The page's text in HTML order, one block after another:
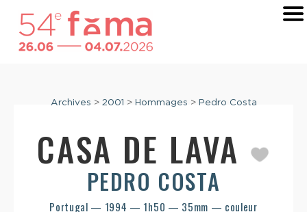
Archives > 2001 > Hommages > Pedro Costa
CASA DE LAVA
PEDRO COSTA
Portugal — 1994 — 1h50 — 35mm — couleur